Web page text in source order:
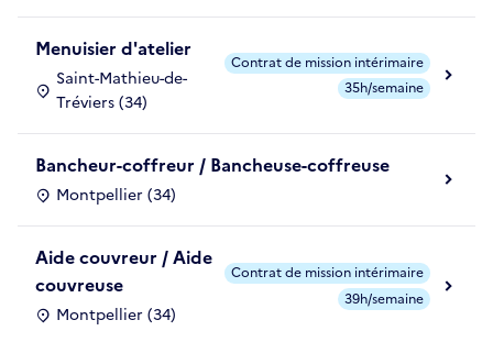
Menuisier d'atelier
Saint-Mathieu-de-
Tréviers (34)
Contrat de mission intérimaire
35h/semaine
Bancheur-coffreur / Bancheuse-coffreuse
Montpellier (34)
Aide couvreur / Aide
couvreuse
Montpellier (34)
Contrat de mission intérimaire
39h/semaine